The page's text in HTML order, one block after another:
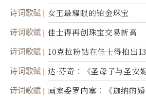
诗词歌赋 女王最耀眼的铂金珠宝
诗词歌赋 佳士得再创珠宝交易新高
诗词歌赋 10克拉粉钻在佳士得拍出
诗词歌赋 达·芬奇︰《圣母子与圣安
诗词歌赋 画家委罗内塞︰《迦纳的婚